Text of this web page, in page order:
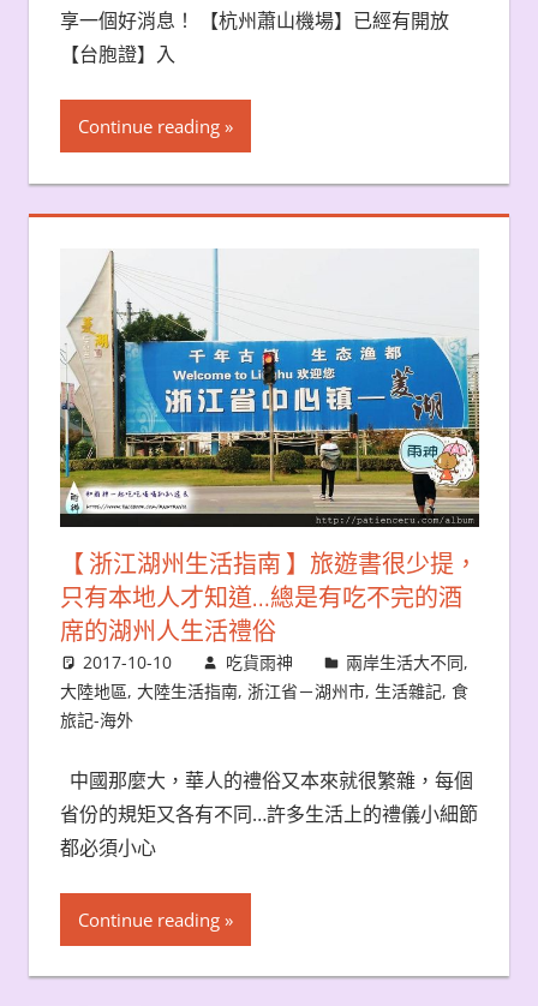
享一個好消息！ 【杭州蕭山機場】已經有開放
【台胞證】入
Continue reading
【 浙江湖州生活指南 】旅遊書很少提，
只有本地人才知道…總是有吃不完的酒
席的湖州人生活禮俗
2017-10-10 吃貨雨神 兩岸生活大不同,
大陸地區, 大陸生活指南, 浙江省－湖州市, 生活雜記, 食
旅記-海外
中國那麼大，華人的禮俗又本來就很繁雜，每個
省份的規矩又各有不同…許多生活上的禮儀小細節
都必須小心
Continue reading